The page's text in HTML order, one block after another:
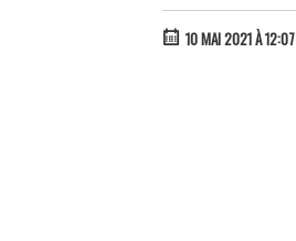
10 MAI 2021 À 12:07